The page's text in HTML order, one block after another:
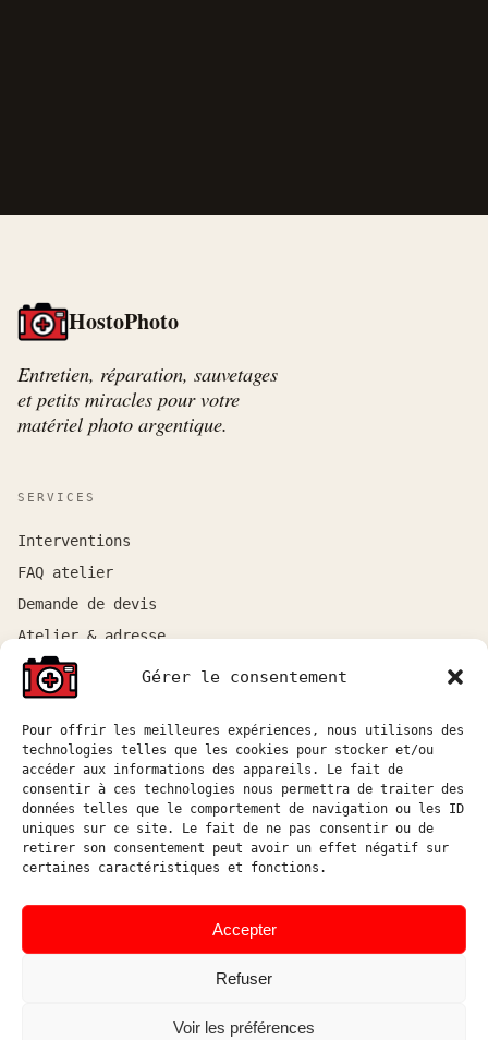
Gérer le consentement
Pour offrir les meilleures expériences, nous utilisons des
technologies telles que les cookies pour stocker et/ou
accéder aux informations des appareils. Le fait de
consentir à ces technologies nous permettra de traiter des
données telles que le comportement de navigation ou les ID
uniques sur ce site. Le fait de ne pas consentir ou de
retirer son consentement peut avoir un effet négatif sur
certaines caractéristiques et fonctions.
Accepter
Refuser
Voir les préférences
HostoPhoto
Entretien, réparation, sauvetages
et petits miracles pour votre
matériel photo argentique.
SERVICES
Interventions
FAQ atelier
Demande de devis
Atelier & adresse
RESSOURCES
Tous les articles
Tutoriels boîtiers
Tutoriels objectifs
DIY & logiciel
Atelier sur rendez-vous entre Marseille et Aix-en-
Provence.
Réponse aux demandes de devis sous 48h ouvrées.
atelier@hostophoto.fr